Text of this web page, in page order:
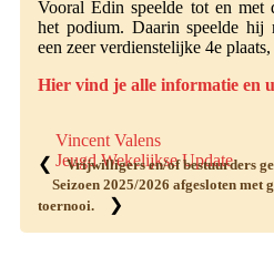
Vooral Edin speelde tot en met
het podium. Daarin speelde hij
een zeer verdienstelijke 4e
Hier vind je alle informatie en
Vincent Valens
Jeugd Wekelijkse Update
❮
Vrijwilligers en/of bestuurders
Seizoen 2025/2026 afgesloten met
toernooi.
❯